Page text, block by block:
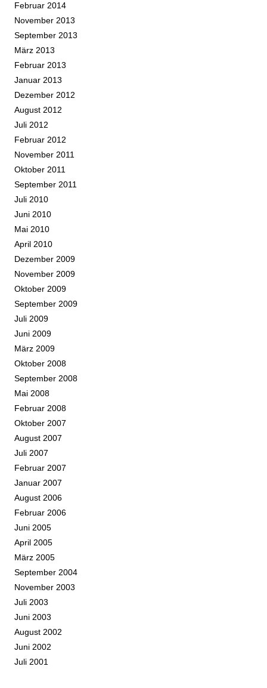
Februar 2014
November 2013
September 2013
März 2013
Februar 2013
Januar 2013
Dezember 2012
August 2012
Juli 2012
Februar 2012
November 2011
Oktober 2011
September 2011
Juli 2010
Juni 2010
Mai 2010
April 2010
Dezember 2009
November 2009
Oktober 2009
September 2009
Juli 2009
Juni 2009
März 2009
Oktober 2008
September 2008
Mai 2008
Februar 2008
Oktober 2007
August 2007
Juli 2007
Februar 2007
Januar 2007
August 2006
Februar 2006
Juni 2005
April 2005
März 2005
September 2004
November 2003
Juli 2003
Juni 2003
August 2002
Juni 2002
Juli 2001